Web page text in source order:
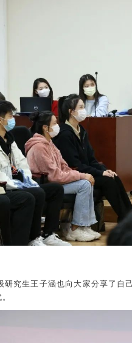
研究生王子涵也向大家分享了